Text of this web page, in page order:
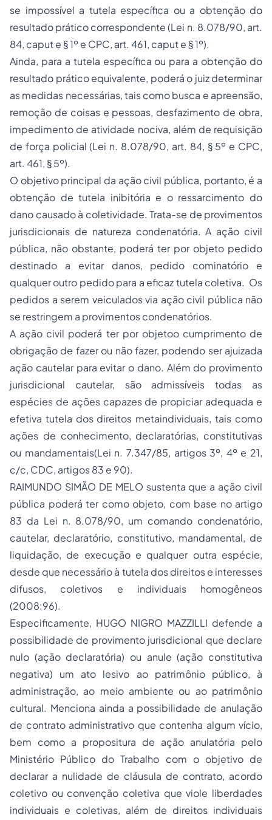
se impossível a tutela específica ou a obtenção do
resultado prático correspondente (Lei n. 8.078/90, art.
84, caput e § 1º e CPC, art. 461, caput e § 1º).
Ainda, para a tutela específica ou para a obtenção do
resultado prático equivalente, poderá o juiz determinar
as medidas necessárias, tais como busca e apreensão,
remoção de coisas e pessoas, desfazimento de obra,
impedimento de atividade nociva, além de requisição
de força policial (Lei n. 8.078/90, art. 84, § 5º e CPC,
art. 461, § 5º).
O objetivo principal da ação civil pública, portanto, é a
obtenção de tutela inibitória e o ressarcimento do
dano causado à coletividade. Trata-se de provimentos
jurisdicionais de natureza condenatória. A ação civil
pública, não obstante, poderá ter por objeto pedido
destinado a evitar danos, pedido cominatório e
qualquer outro pedido para a eficaz tutela coletiva. Os
pedidos a serem veiculados via ação civil pública não
se restringem a provimentos condenatórios.
A ação civil poderá ter por objetoo cumprimento de
obrigação de fazer ou não fazer, podendo ser ajuizada
ação cautelar para evitar o dano. Além do provimento
jurisdicional cautelar, são admissíveis todas as
espécies de ações capazes de propiciar adequada e
efetiva tutela dos direitos metaindividuais, tais como
ações de conhecimento, declaratórias, constitutivas
ou mandamentais(Lei n. 7.347/85, artigos 3º, 4º e 21,
c/c, CDC, artigos 83 e 90).
RAIMUNDO SIMÃO DE MELO sustenta que a ação civil
pública poderá ter como objeto, com base no artigo
83 da Lei n. 8.078/90, um comando condenatório,
cautelar, declaratório, constitutivo, mandamental, de
liquidação, de execução e qualquer outra espécie,
desde que necessário à tutela dos direitos e interesses
difusos, coletivos e individuais homogêneos
(2008:96).
Especificamente, HUGO NIGRO MAZZILLI defende a
possibilidade de provimento jurisdicional que declare
nulo (ação declaratória) ou anule (ação constitutiva
negativa) um ato lesivo ao patrimônio público, à
administração, ao meio ambiente ou ao patrimônio
cultural. Menciona ainda a possibilidade de anulação
de contrato administrativo que contenha algum vício,
bem como a propositura de ação anulatória pelo
Ministério Público do Trabalho com o objetivo de
declarar a nulidade de cláusula de contrato, acordo
coletivo ou convenção coletiva que viole liberdades
individuais e coletivas, além de direitos individuais